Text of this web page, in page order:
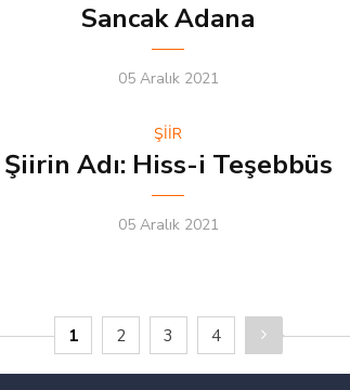
Sancak Adana
05 Aralık 2021
ŞİİR
Şiirin Adı: Hiss-i Teşebbüs
05 Aralık 2021
1 2 3 4